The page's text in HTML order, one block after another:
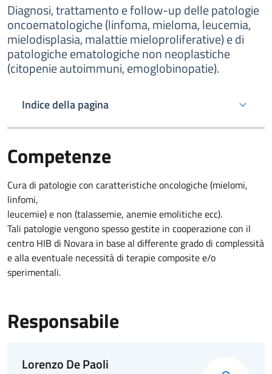
Diagnosi, trattamento e follow-up delle patologie
oncoematologiche (linfoma, mieloma, leucemia,
mielodisplasia, malattie mieloproliferative) e di
patologiche ematologiche non neoplastiche
(citopenie autoimmuni, emoglobinopatie).
Indice della pagina
Competenze
Cura di patologie con caratteristiche oncologiche (mielomi,
linfomi,
leucemie) e non (talassemie, anemie emolitiche ecc).
Tali patologie vengono spesso gestite in cooperazione con il
centro HIB di Novara in base al differente grado di complessità
e alla eventuale necessità di terapie composite e/o
sperimentali.
Responsabile
Lorenzo De Paoli